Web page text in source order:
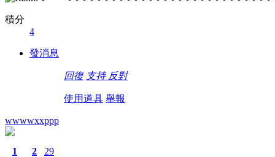
積分
4
發消息
回復 支持 反對
使用道具 舉報
wwwwxxppp
1 2 29